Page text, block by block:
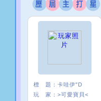
標 題： 卡哇伊"D
玩 家： >可愛寶貝<